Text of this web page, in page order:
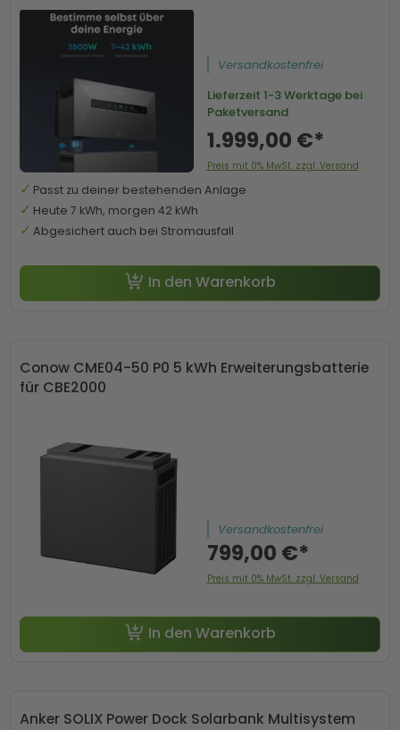
Versandkostenfrei
Lieferzeit 1-3 Werktage bei
Paketversand
1.999,00 €*
Preis mit 0% MwSt. zzgl. Versand
Passt zu deiner bestehenden Anlage
Heute 7 kWh, morgen 42 kWh
Abgesichert auch bei Stromausfall
In den Warenkorb
Conow CME04-50 P0 5 kWh Erweiterungsbatterie
für CBE2000
Versandkostenfrei
799,00 €*
Preis mit 0% MwSt. zzgl. Versand
In den Warenkorb
Anker SOLIX Power Dock Solarbank Multisystem